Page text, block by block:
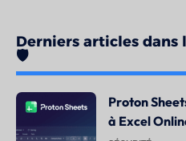
Derniers articles dans
🛡️
Proton
à Excel